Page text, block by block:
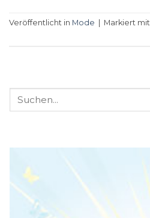
Veröffentlicht in Mode Markiert mit